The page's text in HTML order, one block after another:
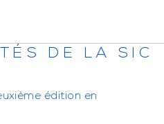
DE LA SIC
édition en